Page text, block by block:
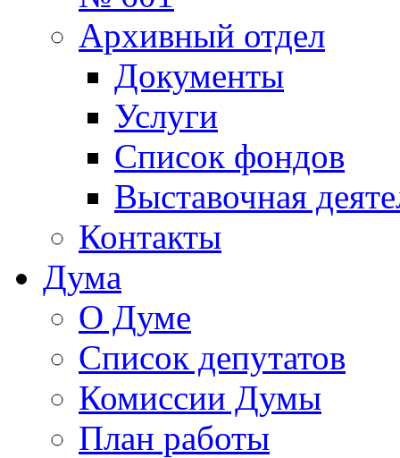
Архивный отдел
Документы
Услуги
Список фондов
Выставочная
Контакты
Дума
О Думе
Список депутатов
Комиссии Думы
План работы